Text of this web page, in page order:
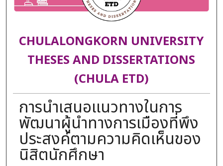
CHULALONGKORN UNIVERSITY
THESES AND DISSERTATIONS
(CHULA ETD)
การนำเสนอแนวทางในการ
พัฒนาผู้นำทางการเมืองที่พึง
ประสงค์ตามความคิดเห็นของ
นิสิตนักศึกษา